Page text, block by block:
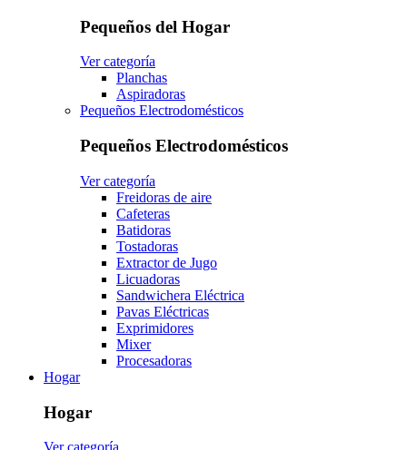
Pequeños del Hogar
Ver categoría
Planchas
Aspiradoras
Pequeños Electrodomésticos
Pequeños Electrodomésticos
Ver categoría
Freidoras de aire
Cafeteras
Batidoras
Tostadoras
Extractor de Jugo
Licuadoras
Sandwichera Eléctrica
Pavas Eléctricas
Exprimidores
Mixer
Procesadoras
Hogar
Hogar